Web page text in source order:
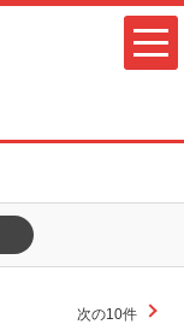
次の10件